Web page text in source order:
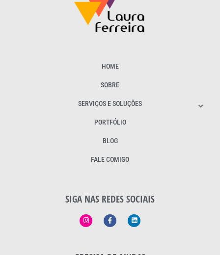
HOME
SOBRE
SERVIÇOS E SOLUÇÕES
PORTFÓLIO
BLOG
FALE COMIGO
SIGA NAS REDES SOCIAIS